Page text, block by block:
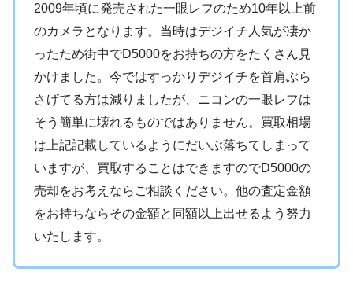
2009年頃に発売された一眼レフのため10年以上前
のカメラとなります。当時はデジイチ人気が凄か
ったため街中でD5000をお持ちの方をたくさん見
かけました。今ではすっかりデジイチを首肩ぶら
さげてる方は減りましたが、ニコンの一眼レフは
そう簡単に壊れるものではありません。買取相場
は上記記載しているようにだいぶ落ちてしまって
いますが、買取することはできますのでD5000の
売却をお考えならご相談ください。他の査定金額
をお持ちならその金額と同額以上出せるよう努力
いたします。